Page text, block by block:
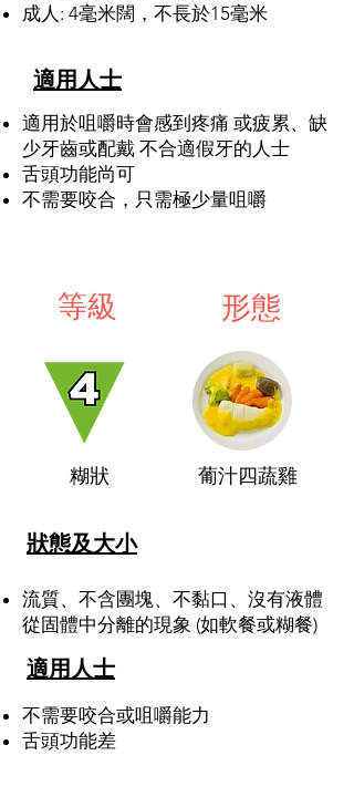
成人: 4毫米闊，不長於15毫米
適用人士
適用於咀嚼時會感到疼痛 或疲累、缺
少牙齒或配戴 不合適假牙的人士
舌頭功能尚可
不需要咬合，只需極少量咀嚼
等級 形態
糊狀 ​ 葡汁四蔬雞
​流質、不含團塊、不黏口、沒有液體
從固體中分離的現象 (如軟餐或糊餐)
狀態及大小
適用人士
不需要咬合或咀嚼能力
舌頭功能差